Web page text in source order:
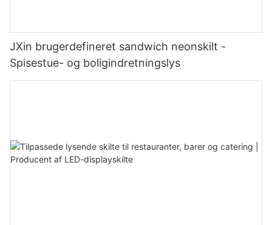
JXin brugerdefineret sandwich neonskilt -
Spisestue- og boligindretningslys